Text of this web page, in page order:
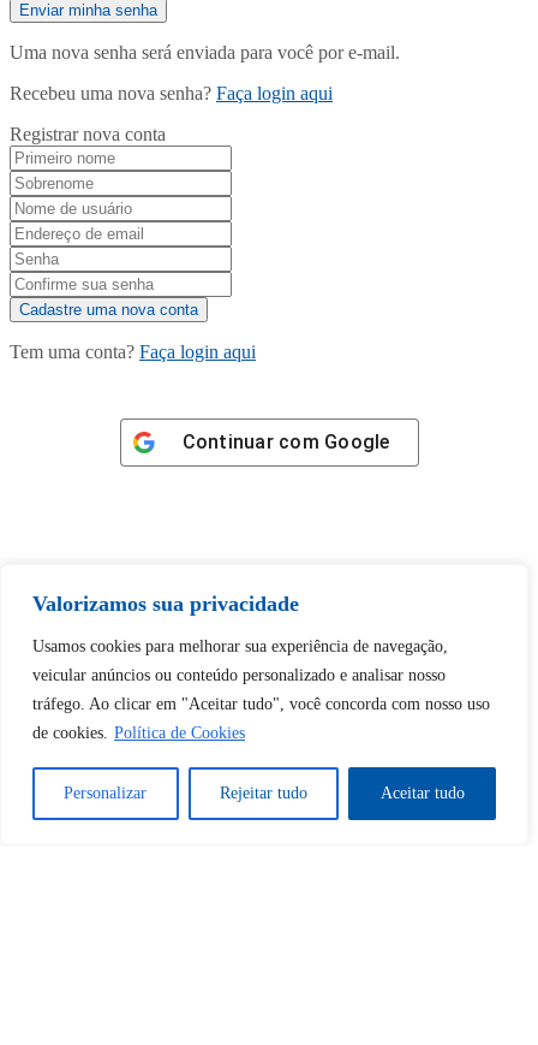
Valorizamos sua privacidade
Usamos cookies para melhorar sua experiência de navegação,
veicular anúncios ou conteúdo personalizado e analisar nosso
tráfego. Ao clicar em "Aceitar tudo", você concorda com nosso uso
de cookies. Política de Cookies
Personalizar Rejeitar tudo Aceitar tudo
Uma nova senha será enviada para você por e-mail.
Recebeu uma nova senha? Faça login aqui
Registrar nova conta
Tem uma conta? Faça login aqui
Continuar com Google
Tem certeza de que deseja
desbloquear esta publicação?
Desbloquear esquerda : 0